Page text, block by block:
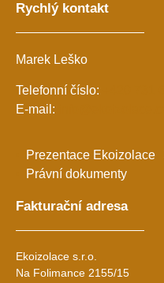
Rychlý kontakt
Marek Leško
Telefonní číslo:
E-mail:
Prezentace Ekoizolace
Právní dokumenty
Fakturační adresa
Ekoizolace s.r.o.
Na Folimance 2155/15